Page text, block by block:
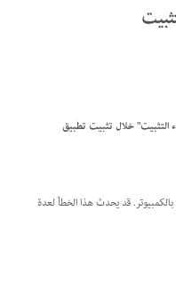
1603 "خطأ فادح أثناء التثبيت" خلال تثبيت تطبيق
خاص بالكمبيوتر. قد يحدث هذا الخطأ لعدة